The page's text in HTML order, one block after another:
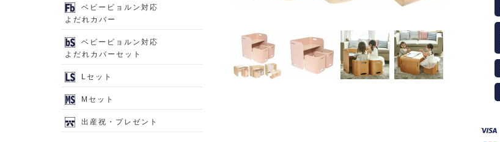
ベビービョルン対応
よだれカバー
ベビービョルン対応
よだれカバーセット
Lセット
Mセット
出産祝・プレゼント